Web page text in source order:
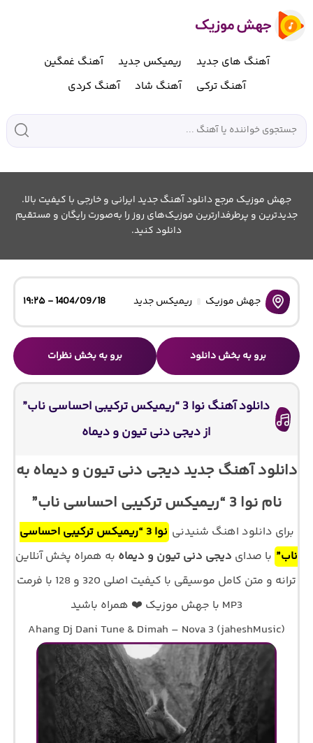
آهنگ های جدید ریمیکس جدید
آهنگ غمگین
آهنگ ترکی
آهنگ شاد آهنگ کردی
جهش موزیک مرجع دانلود آهنگ جدید ایرانی و خارجی با کیفیت بالا.
جدیدترین و پرطرفدارترین موزیک‌های روز را به‌صورت رایگان و مستقیم
دانلود کنید.
جهش موزیک ریمیکس جدید 1404/09/18 - ۱۹:۲۵
برو به بخش دانلود برو به بخش نظرات
دانلود آهنگ نوا 3 “ریمیکس ترکیبی احساسی ناب”
از دیجی دنی تیون و دیماه
دانلود آهنگ جدید دیجی دنی تیون و دیماه به
نام نوا 3 “ریمیکس ترکیبی احساسی ناب”
برای دانلود اهنگ شنیدنی
نوا 3 “ریمیکس ترکیبی احساسی
ناب” با صدای دیجی دنی تیون و دیماه به همراه پخش آنلاین
ترانه و متن کامل موسیقی با کیفیت اصلی 320 و 128 با فرمت
MP3 با جهش موزیک ❤️ همراه باشید
Ahang Dj Dani Tune & Dimah – Nova 3 (jaheshMusic)